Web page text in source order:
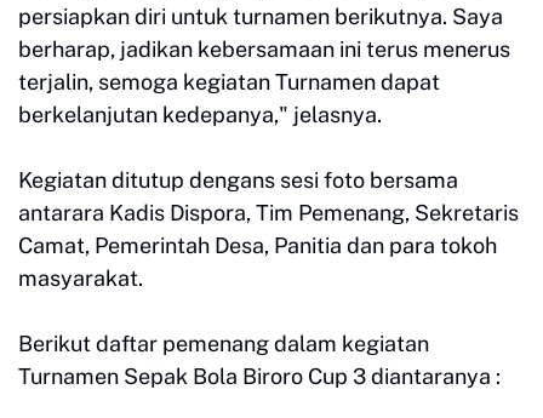
persiapkan diri untuk turnamen berikutnya. Saya
berharap, jadikan kebersamaan ini terus menerus
terjalin, semoga kegiatan Turnamen dapat
berkelanjutan kedepanya," jelasnya.
Kegiatan ditutup dengans sesi foto bersama
antarara Kadis Dispora, Tim Pemenang, Sekretaris
Camat, Pemerintah Desa, Panitia dan para tokoh
masyarakat.
Berikut daftar pemenang dalam kegiatan
Turnamen Sepak Bola Biroro Cup 3 diantaranya :